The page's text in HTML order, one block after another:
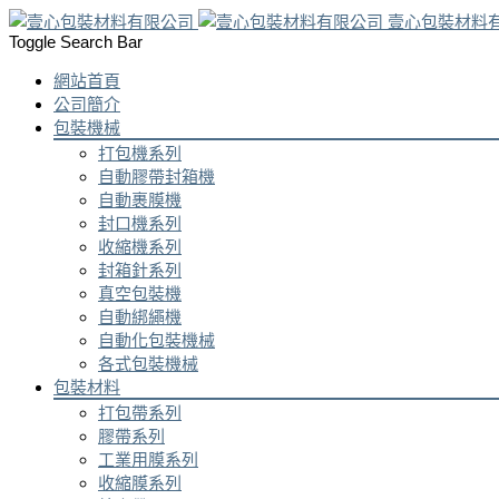
壹心包裝材料
Toggle Search Bar
網站首頁
公司簡介
包裝機械
打包機系列
自動膠帶封箱機
自動裹膜機
封口機系列
收縮機系列
封箱針系列
真空包裝機
自動綁繩機
自動化包裝機械
各式包裝機械
包裝材料
打包帶系列
膠帶系列
工業用膜系列
收縮膜系列